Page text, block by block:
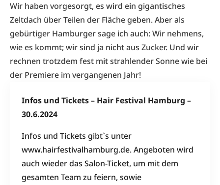
Wir haben vorgesorgt, es wird ein gigantisches
Zeltdach über Teilen der Fläche geben. Aber als
gebürtiger Hamburger sage ich auch: Wir nehmens,
wie es kommt; wir sind ja nicht aus Zucker. Und wir
rechnen trotzdem fest mit strahlender Sonne wie bei
der Premiere im vergangenen Jahr!
Infos und Tickets – Hair Festival Hamburg –
30.6.2024
Infos und Tickets gibt`s unter
www.hairfestivalhamburg.de. Angeboten wird
auch wieder das Salon-Ticket, um mit dem
gesamten Team zu feiern, sowie